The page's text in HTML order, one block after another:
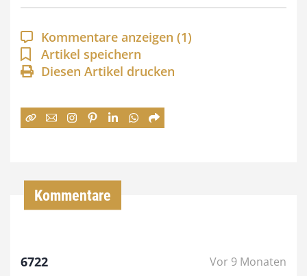
p
a
n
n
:
Kommentare anzeigen (1)
Artikel speichern
Diesen Artikel drucken
Kommentare
6722 Vor 9 Monaten